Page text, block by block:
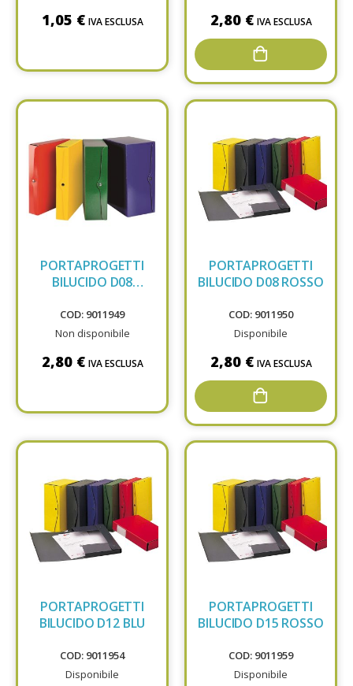
1,05 € IVA ESCLUSA 2,80 € IVA ESCLUSA
PORTAPROGETTI
BILUCIDO D08
COD: 9011949
Non disponibile
2,80 € IVA ESCLUSA
PORTAPROGETTI
BILUCIDO D08 ROSSO
COD: 9011950
Disponibile
2,80 € IVA ESCLUSA
PORTAPROGETTI
BILUCIDO D12 BLU
COD: 9011954
Disponibile
PORTAPROGETTI
BILUCIDO D15 ROSSO
COD: 9011959
Disponibile